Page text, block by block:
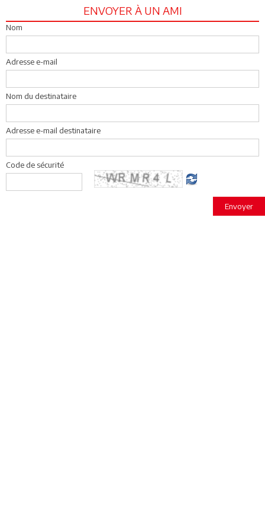
ENVOYER À UN AMI
Nom
Adresse e-mail
Nom du destinataire
Adresse e-mail destinataire
Code de sécurité
Envoyer